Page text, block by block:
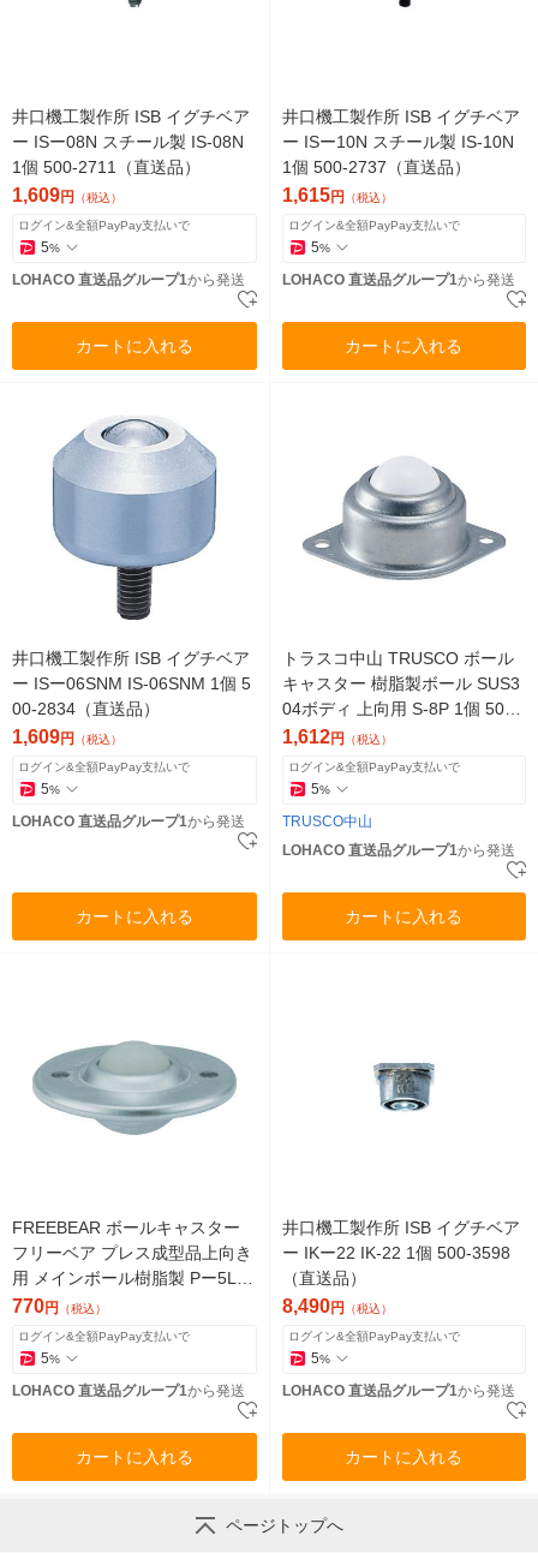
井口機工製作所 ISB イグチベア
ー ISー08N スチール製 IS-08N
1個 500-2711（直送品）
1,609円 （税込）
ログイン&全額PayPay支払いで
5%
LOHACO 直送品グループ1から発送
カートに入れる
井口機工製作所 ISB イグチベア
ー ISー10N スチール製 IS-10N
1個 500-2737（直送品）
1,615円 （税込）
ログイン&全額PayPay支払いで
5%
LOHACO 直送品グループ1から発送
カートに入れる
井口機工製作所 ISB イグチベア
ー ISー06SNM IS-06SNM 1個 5
00-2834（直送品）
1,609円 （税込）
ログイン&全額PayPay支払いで
5%
LOHACO 直送品グループ1から発送
カートに入れる
トラスコ中山 TRUSCO ボール
キャスター 樹脂製ボール SUS3
04ボディ 上向用 S-8P 1個 501-
4247（直送品）
1,612円 （税込）
ログイン&全額PayPay支払いで
5%
TRUSCO中山
LOHACO 直送品グループ1から発送
カートに入れる
FREEBEAR ボールキャスター
フリーベア プレス成型品上向き
用 メインボール樹脂製 Pー5L P
-5-L 1個（直送品）
770円 （税込）
ログイン&全額PayPay支払いで
5%
LOHACO 直送品グループ1から発送
カートに入れる
井口機工製作所 ISB イグチベア
ー IKー22 IK-22 1個 500-3598
（直送品）
8,490円 （税込）
ログイン&全額PayPay支払いで
5%
LOHACO 直送品グループ1から発送
カートに入れる
ページトップへ